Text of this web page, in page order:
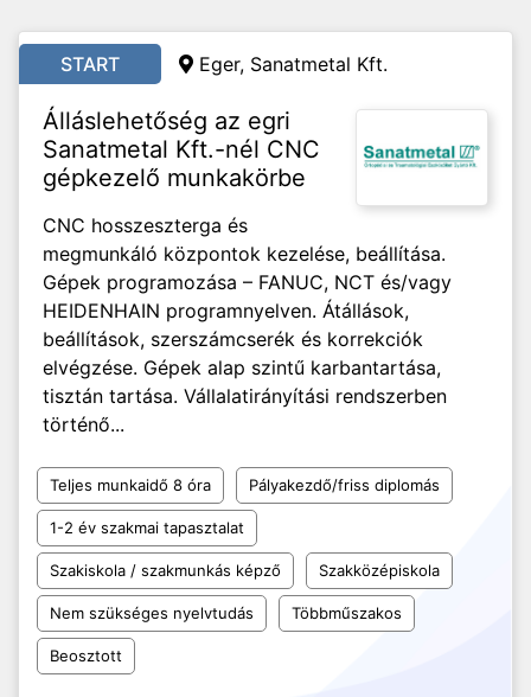
START Eger, Sanatmetal Kft.
Álláslehetőség az egri
Sanatmetal Kft.-nél CNC
gépkezelő munkakörbe
CNC hosszeszterga és
megmunkáló központok kezelése, beállítása.
Gépek programozása – FANUC, NCT és/vagy
HEIDENHAIN programnyelven. Átállások,
beállítások, szerszámcserék és korrekciók
elvégzése. Gépek alap szintű karbantartása,
tisztán tartása. Vállalatirányítási rendszerben
történő...
Teljes munkaidő 8 óra Pályakezdő/friss diplomás
1-2 év szakmai tapasztalat
Szakiskola / szakmunkás képző Szakközépiskola
Nem szükséges nyelvtudás Többműszakos
Beosztott